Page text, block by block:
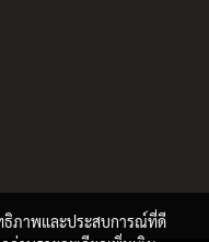
ธิภาพและประสบการณ์ที่ดี